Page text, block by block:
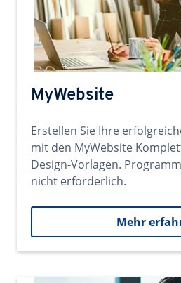
MyWebsite
Erstellen Sie Ihre
mit den MyWebsite
Design-Vorlagen.
nicht erforderlich.
Mehr